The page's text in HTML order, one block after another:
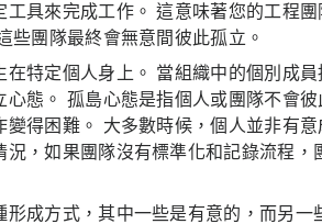
工具來完成工作。 這意味著您的工程
些團隊最終會無意間彼此孤立。
在特定個人身上。 當組織中的個別成
心態。 孤島心態是指個人或團隊不會
變得困難。 大多數時候，個人並非有
況，如果團隊沒有標準化和記錄流程
形成方式，其中一些是有意的，而另